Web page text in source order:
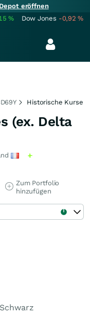
eröffnen
% Dow Jones -0,92%
Historische Kurse
(ex. Delta
Zum Portfolio
hinzufügen